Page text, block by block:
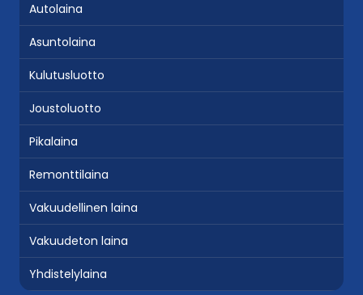
Autolaina
Asuntolaina
Kulutusluotto
Joustoluotto
Pikalaina
Remonttilaina
Vakuudellinen laina
Vakuudeton laina
Yhdistelylaina